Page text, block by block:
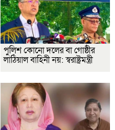
পুলিশ কোনো দলের বা গোষ্ঠীর
লাঠিয়াল বাহিনী নয়: স্বরাষ্ট্রমন্ত্রী